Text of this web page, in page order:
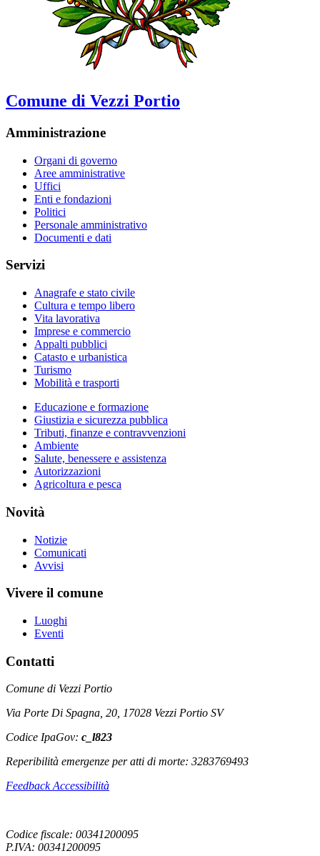
Comune di Vezzi Portio
Amministrazione
Organi di governo
Aree amministrative
Uffici
Enti e fondazioni
Politici
Personale amministrativo
Documenti e dati
Servizi
Anagrafe e stato civile
Cultura e tempo libero
Vita lavorativa
Imprese e commercio
Appalti pubblici
Catasto e urbanistica
Turismo
Mobilità e trasporti
Educazione e formazione
Giustizia e sicurezza pubblica
Tributi, finanze e contravvenzioni
Ambiente
Salute, benessere e assistenza
Autorizzazioni
Agricoltura e pesca
Novità
Notizie
Comunicati
Avvisi
Vivere il comune
Luoghi
Eventi
Contatti
Comune di Vezzi Portio
Via Porte Di Spagna, 20, 17028 Vezzi Portio SV
Codice IpaGov: c_l823
Reperibilità emergenze per atti di morte: 3283769493
Feedback Accessibilità
Codice fiscale: 00341200095
P.IVA: 00341200095